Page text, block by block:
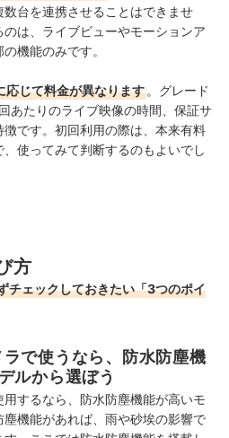
台を連携させることはできませ
は、 ライブビューやモーションア
機能のみです。
応じて料金が異なります 。グレード
あたりのライブ映像の時間、保証サ
です。初回利用の際は、本来有料
使ってみて判断するのもよいでし
方
チェックしておきたい「3つのポイ
で使うなら、防水防塵機
ルから選ぼう
するなら、防水防塵機能が高いモ
機能があれば、雨や砂埃の影響で